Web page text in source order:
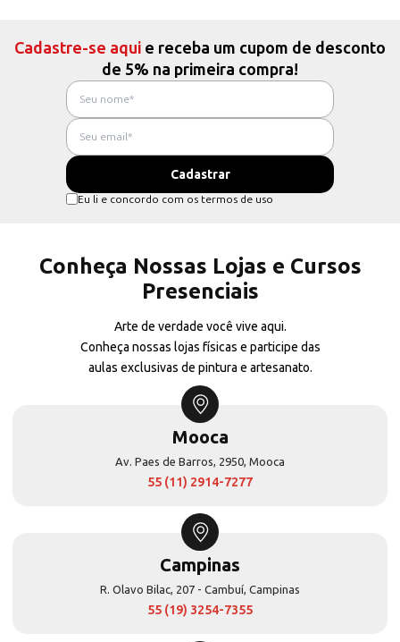
Cadastre-se aqui e receba um cupom de desconto
de 5% na primeira compra!
Eu li e concordo com os termos de uso
Conheça Nossas Lojas e Cursos
Presenciais
Arte de verdade você vive aqui.
Conheça nossas lojas físicas e participe das
aulas exclusivas de pintura e artesanato.
Mooca
Av. Paes de Barros, 2950, Mooca
55 (11) 2914-7277
Campinas
R. Olavo Bilac, 207 - Cambuí, Campinas
55 (19) 3254-7355